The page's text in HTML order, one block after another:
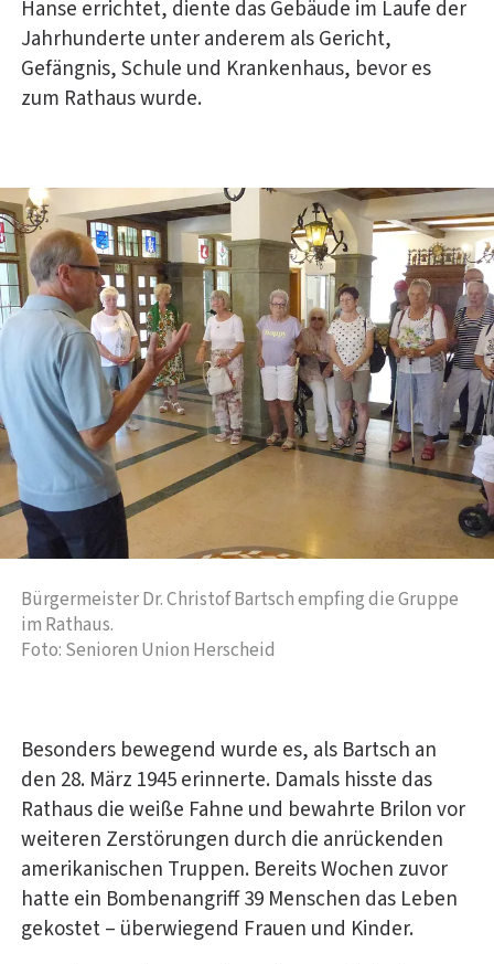
Hanse errichtet, diente das Gebäude im Laufe der
Jahrhunderte unter anderem als Gericht,
Gefängnis, Schule und Krankenhaus, bevor es
zum Rathaus wurde.
Bürgermeister Dr. Christof Bartsch empfing die Gruppe
im Rathaus.
Foto: Senioren Union Herscheid
Besonders bewegend wurde es, als Bartsch an
den 28. März 1945 erinnerte. Damals hisste das
Rathaus die weiße Fahne und bewahrte Brilon vor
weiteren Zerstörungen durch die anrückenden
amerikanischen Truppen. Bereits Wochen zuvor
hatte ein Bombenangriff 39 Menschen das Leben
gekostet – überwiegend Frauen und Kinder.